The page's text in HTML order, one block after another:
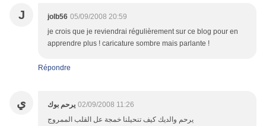
J jolb56 05/09/2008 20:59
je crois que je reviendrai régulièrement sur ce blog pour en
apprendre plus ! caricature sombre mais parlante !
Répondre
ي يرحم بوك 02/09/2008 11:26
يرحم والديك كيف تنحيلنا خمجة عل القلب الممروج